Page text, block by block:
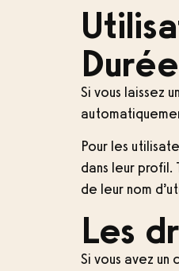
Si vous laissez
Pour les
dans leur profil.
de leur nom
Les
Si vous avez